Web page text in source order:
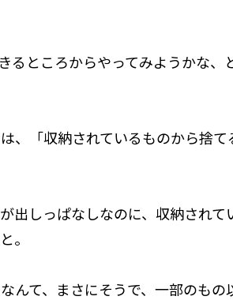
るところからやってみようかな、
、「収納されているものから捨て
出しっぱなしなのに、収納されて
。
んて、まさにそうで、一部のもの